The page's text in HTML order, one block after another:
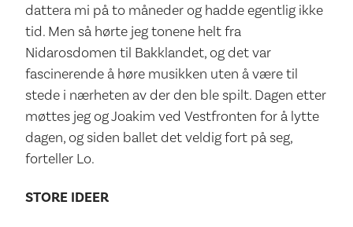
dattera mi på to måneder og hadde egentlig ikke
tid. Men så hørte jeg tonene helt fra
Nidarosdomen til Bakklandet, og det var
fascinerende å høre musikken uten å være til
stede i nærheten av der den ble spilt. Dagen etter
møttes jeg og Joakim ved Vestfronten for å lytte
dagen, og siden ballet det veldig fort på seg,
forteller Lo.
STORE IDEER